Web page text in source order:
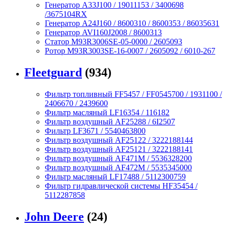
Генератор A33J100 / 19011153 / 3400698
/3675104RX
Генератор A24J160 / 8600310 / 8600353 / 86035631
Генератор AVI160J2008 / 8600313
Статор M93R3006SE-05-0000 / 2605093
Ротор M93R3003SE-16-0007 / 2605092 / 6010-267
Fleetguard (934)
Фильтр топливный FF5457 / FF0545700 / 1931100 /
2406670 / 2439600
Фильтр масляный LF16354 / 116182
Фильтр воздушный AF25288 / 6I2507
Фильтр LF3671 / 5540463800
Фильтр воздушный AF25122 / 3222188144
Фильтр воздушный AF25121 / 3222188141
Фильтр воздушный AF471M / 5536328200
Фильтр воздушный AF472M / 5535345000
Фильтр масляный LF17488 / 5112300759
Фильтр гидравлической системы HF35454 /
5112287858
John Deere (24)